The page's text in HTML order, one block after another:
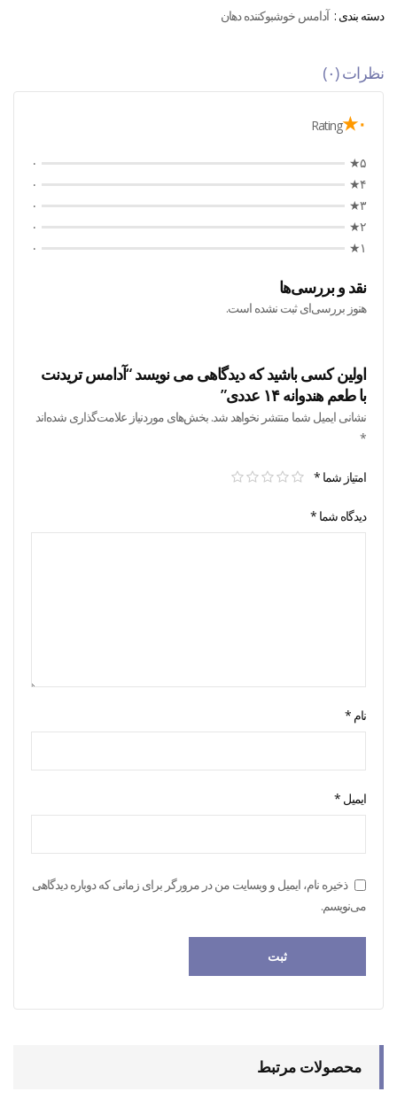
دسته بندی : آدامس خوشبوکننده دهان
نظرات (۰)
۰★ Rating
۵★
۰
۴★
۰
۳★
۰
۲★
۰
۱★
۰
نقد و بررسی‌ها
هنوز بررسی‌ای ثبت نشده است.
اولین کسی باشید که دیدگاهی می نویسد “آدامس تریدنت
با طعم هندوانه ۱۴ عددی”
نشانی ایمیل شما منتشر نخواهد شد. بخش‌های موردنیاز علامت‌گذاری شده‌اند
*
امتیاز شما *
دیدگاه شما *
نام *
ایمیل *
ذخیره نام، ایمیل و وبسایت من در مرورگر برای زمانی که دوباره دیدگاهی
می‌نویسم.
محصولات مرتبط